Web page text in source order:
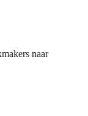
naar